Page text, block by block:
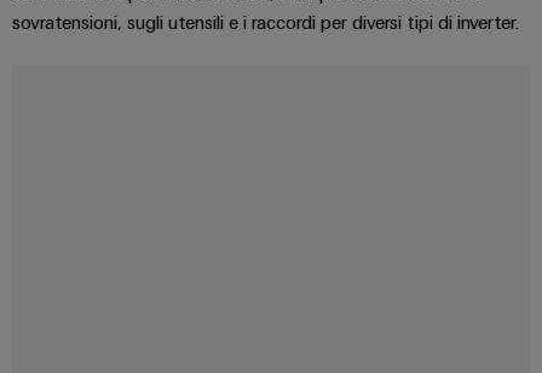
sovratensioni, sugli utensili e i raccordi per diversi tipi di inverter.